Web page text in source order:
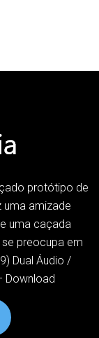
protótipo de
amizade
uma caçada
preocupa em
Dual Áudio /
Download